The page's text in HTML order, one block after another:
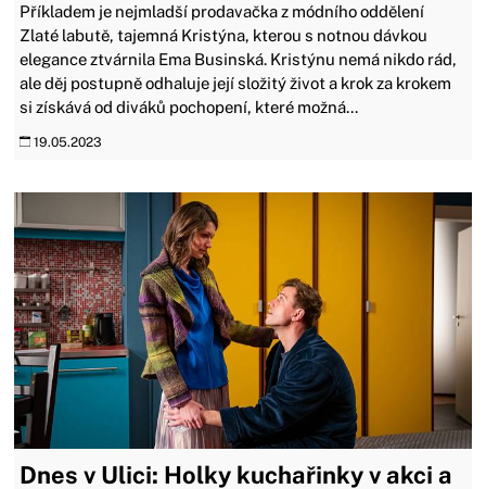
Příkladem je nejmladší prodavačka z módního oddělení
Zlaté labutě, tajemná Kristýna, kterou s notnou dávkou
elegance ztvárnila Ema Businská. Kristýnu nemá nikdo rád,
ale děj postupně odhaluje její složitý život a krok za krokem
si získává od diváků pochopení, které možná...
19.05.2023
Dnes v Ulici: Holky kuchařinky v akci a